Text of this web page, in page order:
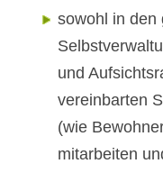
sowohl in den
und
vereinbarten
(wie
mitarbeiten